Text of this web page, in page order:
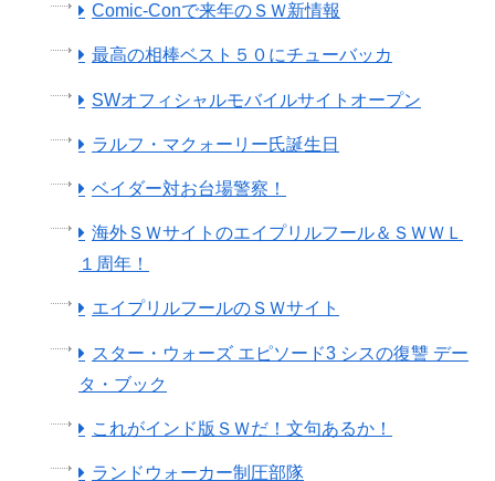
Comic-Conで来年のＳＷ新情報
最高の相棒ベスト５０にチューバッカ
SWオフィシャルモバイルサイトオープン
ラルフ・マクォーリー氏誕生日
ベイダー対お台場警察！
海外ＳＷサイトのエイプリルフール＆ＳＷＷＬ
１周年！
エイプリルフールのＳＷサイト
スター・ウォーズ エピソード3 シスの復讐 デー
タ・ブック
これがインド版ＳＷだ！文句あるか！
ランドウォーカー制圧部隊